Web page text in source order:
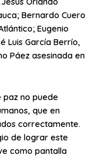
Bernardo Cuero
Eugenio
Luis García Berrío,
Páez asesinada en
no puede
que en
correctamente.
de lograr este
como pantalla